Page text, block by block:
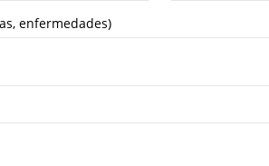
enfermedades)